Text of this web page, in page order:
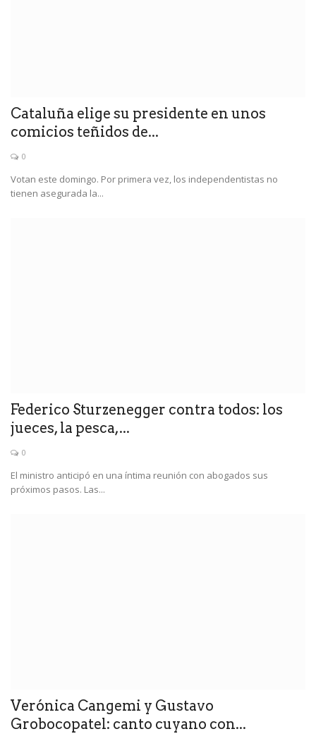
Cataluña elige su presidente en unos
comicios teñidos de...
0
Votan este domingo. Por primera vez, los independentistas no
tienen asegurada la...
Federico Sturzenegger contra todos: los
jueces, la pesca,...
0
El ministro anticipó en una íntima reunión con abogados sus
próximos pasos. Las...
Verónica Cangemi y Gustavo
Grobocopatel: canto cuyano con...